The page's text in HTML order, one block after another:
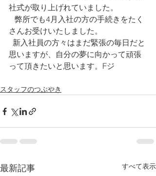
社式が取り上げれていました。
さんお受けいたしました。
思いますが、自分の夢に向かって頑張
って頂きたいと思います。Fジ
スタッフのつぶやき
最新記事 すべて表示